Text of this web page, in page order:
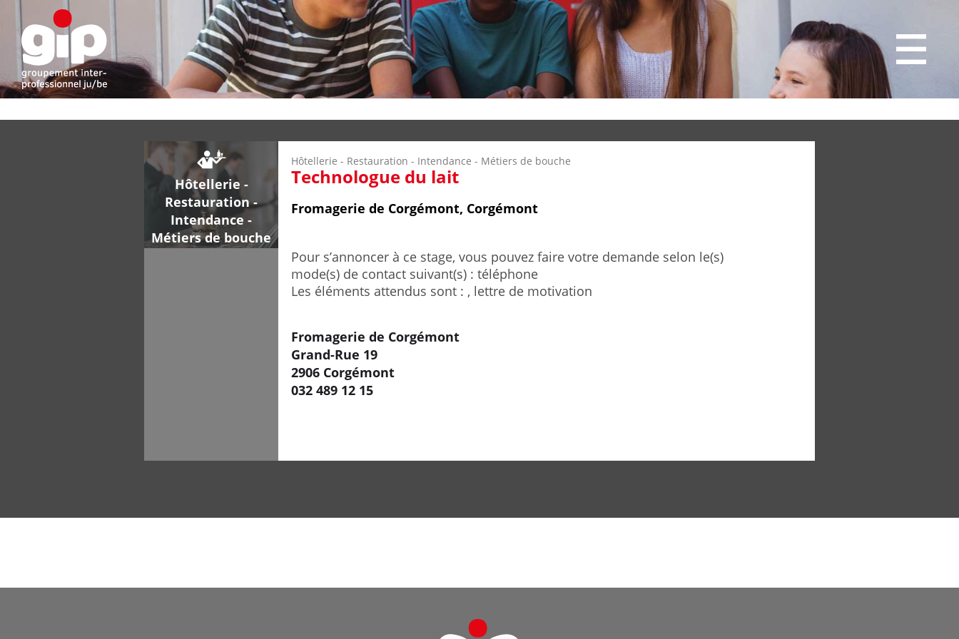
Hôtellerie -
Restauration -
Intendance -
Métiers de bouche
Hôtellerie - Restauration - Intendance - Métiers de bouche
Technologue du lait
Fromagerie de Corgémont, Corgémont
Pour s’annoncer à ce stage, vous pouvez faire votre demande selon le(s)
mode(s) de contact suivant(s) : téléphone
Les éléments attendus sont : , lettre de motivation
Fromagerie de Corgémont
Grand-Rue 19
2906 Corgémont
032 489 12 15